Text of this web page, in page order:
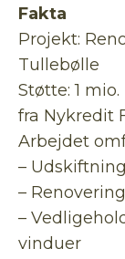
Fakta
Projekt:
Tullebølle
Støtte: 1
fra Nykredit
Arbejdet
–
–
–
vinduer